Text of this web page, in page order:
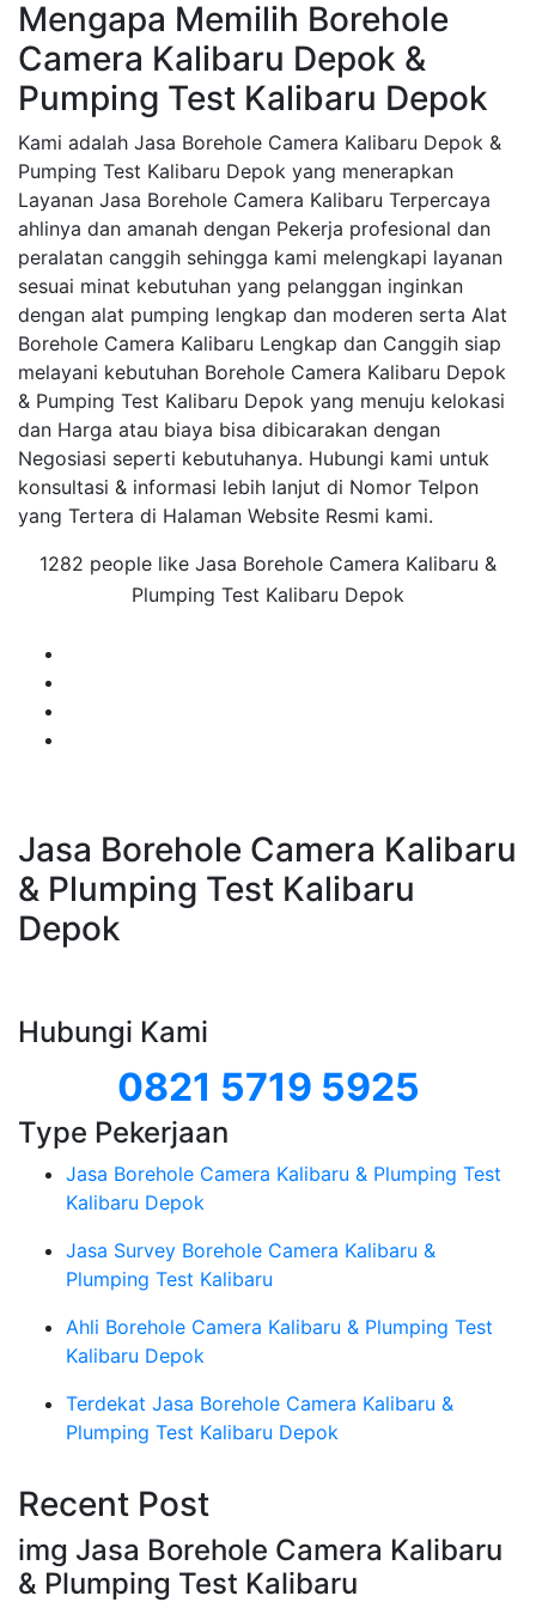
Mengapa Memilih Borehole
Camera Kalibaru Depok &
Pumping Test Kalibaru Depok
Kami adalah Jasa Borehole Camera Kalibaru Depok &
Pumping Test Kalibaru Depok yang menerapkan
Layanan Jasa Borehole Camera Kalibaru Terpercaya
ahlinya dan amanah dengan Pekerja profesional dan
peralatan canggih sehingga kami melengkapi layanan
sesuai minat kebutuhan yang pelanggan inginkan
dengan alat pumping lengkap dan moderen serta Alat
Borehole Camera Kalibaru Lengkap dan Canggih siap
melayani kebutuhan Borehole Camera Kalibaru Depok
& Pumping Test Kalibaru Depok yang menuju kelokasi
dan Harga atau biaya bisa dibicarakan dengan
Negosiasi seperti kebutuhanya. Hubungi kami untuk
konsultasi & informasi lebih lanjut di Nomor Telpon
yang Tertera di Halaman Website Resmi kami.
1282 people like Jasa Borehole Camera Kalibaru &
Plumping Test Kalibaru Depok
Jasa Borehole Camera Kalibaru
& Plumping Test Kalibaru
Depok
Hubungi Kami
0821 5719 5925
Type Pekerjaan
Jasa Borehole Camera Kalibaru & Plumping Test
Kalibaru Depok
Jasa Survey Borehole Camera Kalibaru &
Plumping Test Kalibaru
Ahli Borehole Camera Kalibaru & Plumping Test
Kalibaru Depok
Terdekat Jasa Borehole Camera Kalibaru &
Plumping Test Kalibaru Depok
Recent Post
img Jasa Borehole Camera Kalibaru
& Plumping Test Kalibaru